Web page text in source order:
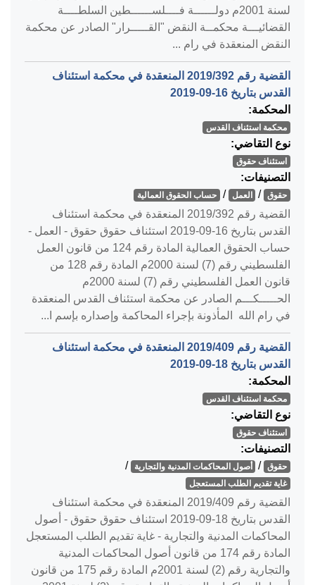
لسنة 2001م دولــــــة فــــلســــــطين السلطــــة
القضائيـــة محكمــة النقض "القـــــرار" الصادر عن محكمة
النقض المنعقدة في رام ...
القضية رقم ‎392‏/‎2019‏ المنعقدة في محكمة استئناف
القدس بتاريخ ‎2019-09-16‏
المحكمة:
محكمة استئناف القدس
نوع التقاضي:
استئناف حقوق
التصنيفات:
حقوق / العمل / حساب الحقوق العمالية
القضية رقم ‎392‏/‎2019‏ المنعقدة في محكمة استئناف
القدس بتاريخ ‎2019-09-16‏ استئناف حقوق حقوق - العمل -
حساب الحقوق العمالية المادة رقم 124 من قانون العمل
الفلسطيني رقم (7) لسنة 2000م المادة رقم 128 من
قانون العمل الفلسطيني رقم (7) لسنة 2000م
الحـــــكـــم الصادر عن محكمة استئناف القدس المنعقدة
في رام الله المأذونة بإجراء المحاكمة وإصداره بإسم ا...
القضية رقم ‎409‏/‎2019‏ المنعقدة في محكمة استئناف
القدس بتاريخ ‎2019-09-18‏
المحكمة:
محكمة استئناف القدس
نوع التقاضي:
استئناف حقوق
التصنيفات:
حقوق / أصول المحاكمات المدنية والتجارية /
غاية تقديم الطلب المستعجل
القضية رقم ‎409‏/‎2019‏ المنعقدة في محكمة استئناف
القدس بتاريخ ‎2019-09-18‏ استئناف حقوق حقوق - أصول
المحاكمات المدنية والتجارية - غاية تقديم الطلب المستعجل
المادة رقم 174 من قانون أصول المحاكمات المدنية
والتجارية رقم (2) لسنة 2001م المادة رقم 175 من قانون